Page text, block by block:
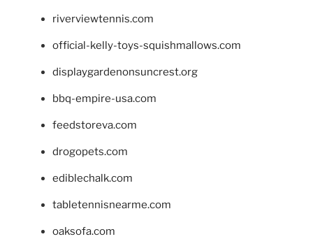
riverviewtennis.com
official-kelly-toys-squishmallows.com
displaygardenonsuncrest.org
bbq-empire-usa.com
feedstoreva.com
drogopets.com
ediblechalk.com
tabletennisnearme.com
oaksofa.com